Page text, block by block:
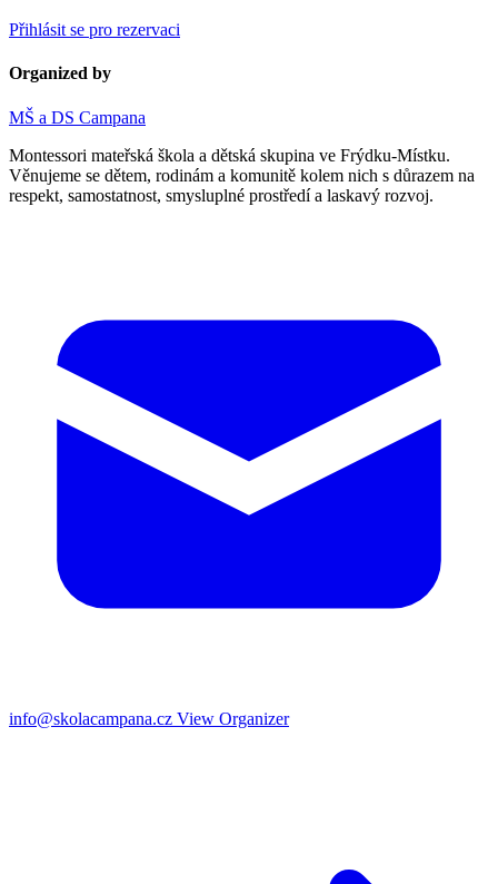
Přihlásit se pro rezervaci
Organized by
MŠ a DS Campana
Montessori mateřská škola a dětská skupina ve Frýdku-Místku.
Věnujeme se dětem, rodinám a komunitě kolem nich s důrazem na
respekt, samostatnost, smysluplné prostředí a laskavý rozvoj.
info@skolacampana.cz View Organizer